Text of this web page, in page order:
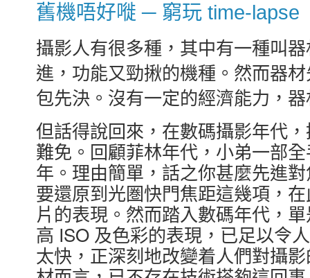
舊機唔好嘥 ─ 窮玩 time-lapse
攝影人有很多種，其中有一種叫
進，功能又勁揪的機種。然而器
包先決。沒有一定的經濟能力，
但話得說回來，在數碼攝影年代
難免。回顧菲林年代，小弟一部
年。理由簡單，話之你甚麼先進
要還原到光圏快門焦距這幾項，
片的表現。然而踏入數碼年代，
高 ISO 及色彩的表現，已足以令
太快，正深刻地改變着人們對攝